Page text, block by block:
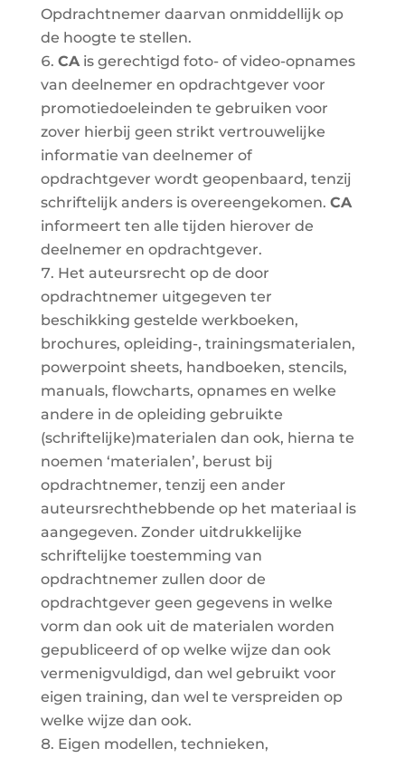
Opdrachtnemer daarvan onmiddellijk op
de hoogte te stellen.
CAis gerechtigd foto- of video-opnames
van deelnemer en opdrachtgever voor
promotiedoeleinden te gebruiken voor
zover hierbij geen strikt vertrouwelijke
informatie van deelnemer of
opdrachtgever wordt geopenbaard, tenzij
schriftelijk anders is overeengekomen. CA
informeert ten alle tijden hierover de
deelnemer en opdrachtgever.
Het auteursrecht op de door
opdrachtnemer uitgegeven ter
beschikking gestelde werkboeken,
brochures, opleiding-, trainingsmaterialen,
powerpoint sheets, handboeken, stencils,
manuals, flowcharts, opnames en welke
andere in de opleiding gebruikte
(schriftelijke)materialen dan ook, hierna te
noemen ‘materialen’, berust bij
opdrachtnemer, tenzij een ander
auteursrechthebbende op het materiaal is
aangegeven. Zonder uitdrukkelijke
schriftelijke toestemming van
opdrachtnemer zullen door de
opdrachtgever geen gegevens in welke
vorm dan ook uit de materialen worden
gepubliceerd of op welke wijze dan ook
vermenigvuldigd, dan wel gebruikt voor
eigen training, dan wel te verspreiden op
welke wijze dan ook.
Eigen modellen, technieken,